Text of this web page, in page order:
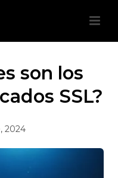
son los
SSL?
2024